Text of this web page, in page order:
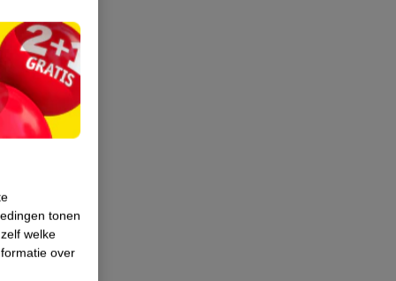
tonen
welke
over